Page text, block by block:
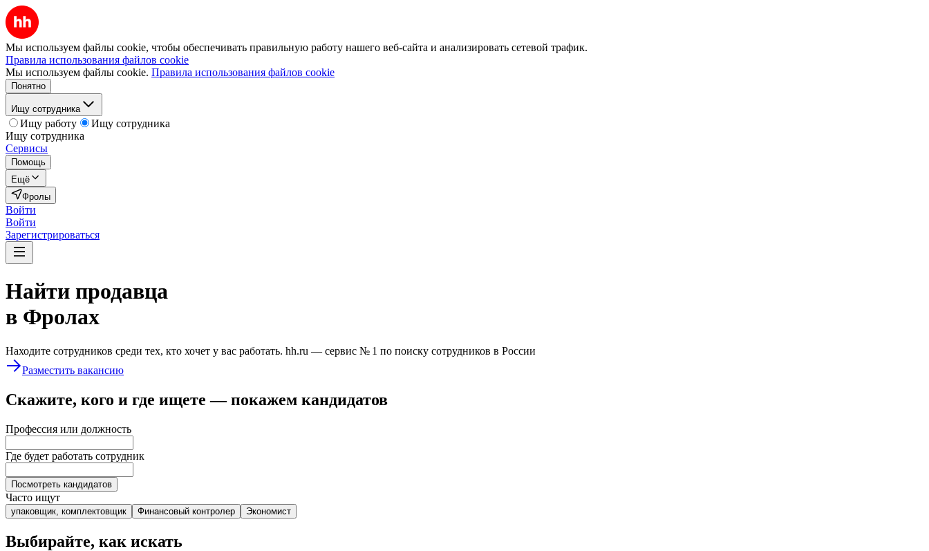
Мы используем файлы cookie, чтобы обеспечивать правильную работу нашего веб-сайта и анализировать сетевой трафик.
Правила использования файлов cookie
Мы используем файлы cookie. Правила использования файлов cookie
Понятно
Ищу сотрудника
Ищу работу
Ищу сотрудника
Ищу сотрудника
Сервисы
Помощь
Ещё
Фролы
Войти
Войти
Зарегистрироваться
Найти продавца
в Фролах
Находите сотрудников среди тех, кто хочет у вас работать. hh.ru — сервис № 1 по поиску сотрудников в России
Разместить вакансию
Скажите, кого и где ищете — покажем кандидатов
Профессия или должность
Где будет работать сотрудник
Посмотреть кандидатов
Часто ищут
упаковщик, комплектовщик Финансовый контролер Экономист
Выбирайте, как искать